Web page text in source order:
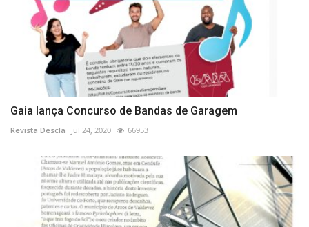
Gaia lança Concurso de Bandas de Garagem
Revista Descla Jul 24, 2020 66953